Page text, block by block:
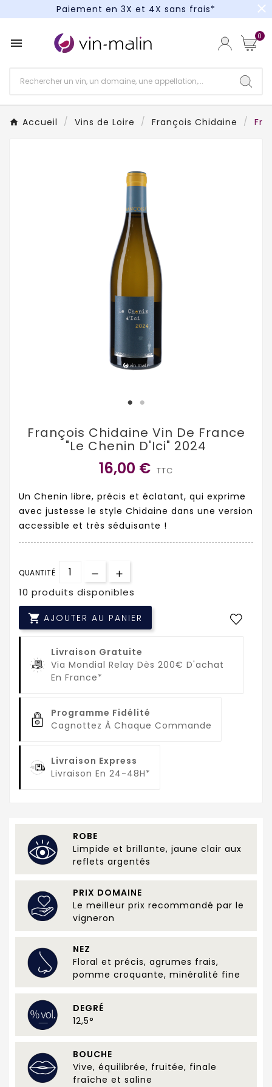
Paiement en 3X et 4X sans frais*
Paiement en 3X et 4X sans frais*
close
 0
Accueil Vins de Loire François Chidaine
François Chidaine Vin De France
"Le Chenin D'Ici" 2024
16,00 € TTC
Un Chenin libre, précis et éclatant, qui exprime
avec justesse le style Chidaine dans une version
accessible et très séduisante !
QUANTITÉ
10 produits disponibles
 AJOUTER AU PANIER
Livraison Gratuite
Via Mondial Relay Dès 200€ D'achat
En France*
Programme Fidélité
Cagnottez À Chaque Commande
Livraison Express
Livraison En 24-48H*
ROBE
Limpide et brillante, jaune clair aux
reflets argentés
PRIX DOMAINE
Le meilleur prix recommandé par le
vigneron
NEZ
Floral et précis, agrumes frais,
pomme croquante, minéralité fine
DEGRÉ
12,5°
BOUCHE
Vive, équilibrée, fruitée, finale
fraîche et saline